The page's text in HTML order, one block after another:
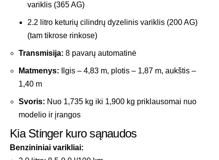
variklis (365 AG)
2.2 litro keturių cilindrų dyzelinis variklis (200 AG)
(tam tikrose rinkose)
Transmisija: 8 pavarų automatinė
Matmenys: Ilgis – 4,83 m, plotis – 1,87 m, aukštis –
1,40 m
Svoris: Nuo 1,735 kg iki 1,900 kg priklausomai nuo
modelio ir įrangos
Kia Stinger kuro sąnaudos
Benzininiai varikliai: